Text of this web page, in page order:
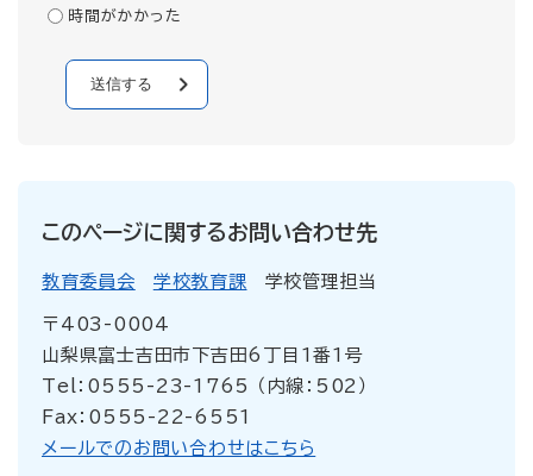
時間がかかった
このページに関するお問い合わせ先
教育委員会 学校教育課 学校管理担当
〒403-0004
山梨県富士吉田市下吉田6丁目1番1号
Tel：0555-23-1765 （内線：502）
Fax：0555-22-6551
メールでのお問い合わせはこちら